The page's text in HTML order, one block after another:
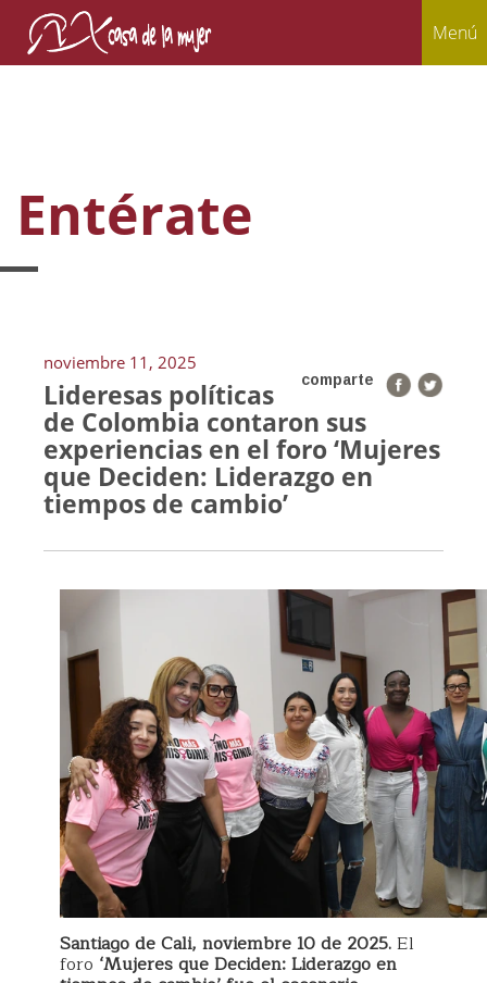
Menú
Entérate
noviembre 11, 2025
comparte
Lideresas políticas
de Colombia contaron sus
experiencias en el foro ‘Mujeres
que Deciden: Liderazgo en
tiempos de cambio’
Santiago de Cali, noviembre 10 de 2025.El
foro ‘Mujeres que Deciden: Liderazgo en